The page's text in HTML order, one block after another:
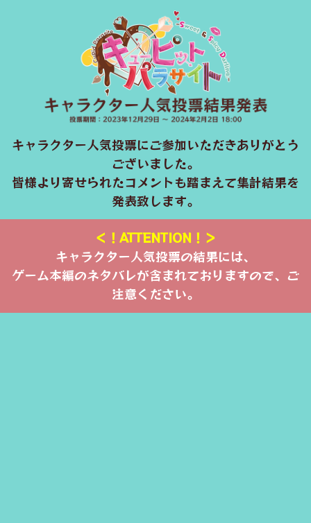
キャラクター人気投票にご参加いただきありがとう
ございました。
皆様より寄せられたコメントも踏まえて集計結果を
発表致します。
＜！ATTENTION！＞
キャラクター人気投票の結果には、
ゲーム本編のネタバレが含まれておりますので、ご
注意ください。